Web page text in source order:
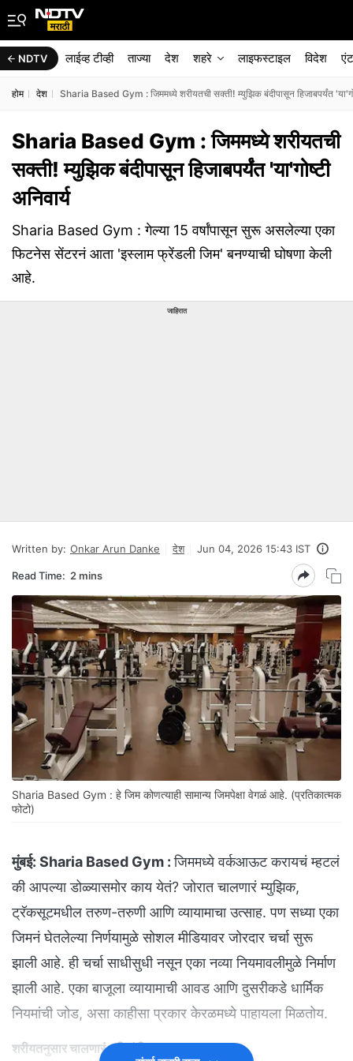
NDTV लाईव्ह टीव्ही ताज्या देश शहरे लाइफस्टाइल विदेश
होम देश Sharia Based Gym : जिममध्ये शरीयतची सक्ती! म्युझिक बंदीपासून हिजाबपर्यंत
Sharia Based Gym : जिममध्ये शरीयतची
सक्ती! म्युझिक बंदीपासून हिजाबपर्यंत 'या'गोष्टी
अनिवार्य
Sharia Based Gym : गेल्या 15 वर्षांपासून सुरू असलेल्या एका
फिटनेस सेंटरनं आता 'इस्लाम फ्रेंडली जिम' बनण्याची घोषणा केली
आहे.
जाहिरात
Written by: Onkar Arun Danke देश Jun 04, 2026 15:43 IST
Read Time: 2 mins
Sharia Based Gym : हे जिम कोणत्याही सामान्य जिमपेक्षा वेगळं आहे. (प्रतिकात्मक
फोटो)
मुंबई: Sharia Based Gym :जिममध्ये वर्कआऊट करायचं म्हटलं
की आपल्या डोळ्यासमोर काय येतं? जोरात चालणारं म्युझिक,
ट्रॅकसूटमधील तरुण-तरुणी आणि व्यायामाचा उत्साह. पण सध्या एका
जिमनं घेतलेल्या निर्णयामुळे सोशल मीडियावर जोरदार चर्चा सुरू
झाली आहे. ही चर्चा साधीसुधी नसून एका नव्या नियमावलीमुळे निर्माण
झाली आहे. एका बाजूला व्यायामाची आवड आणि दुसरीकडे धार्मिक
नियमांची जोड, असा काहीसा प्रकार केरळमध्ये पाहायला मिळतोय.
शरीयतनुसार चालणारं पहिलं जिम